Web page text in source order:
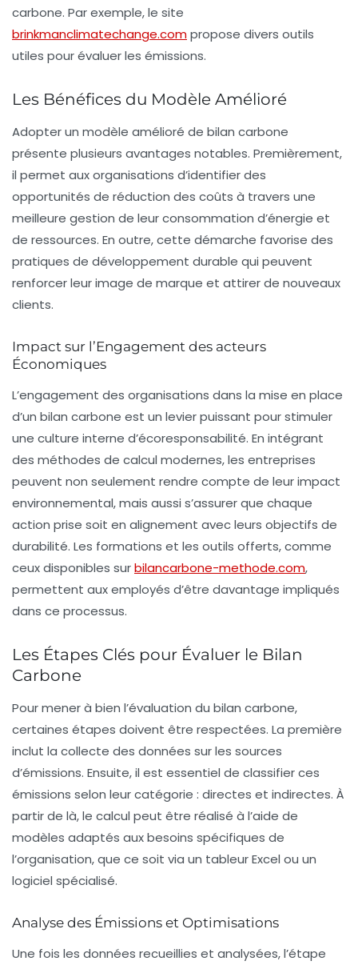
carbone. Par exemple, le site
brinkmanclimatechange.compropose divers outils
utiles pour évaluer les émissions.
Les Bénéfices du Modèle Amélioré
Adopter un modèle amélioré de bilan carbone
présente plusieurs avantages notables. Premièrement,
il permet aux organisations d’identifier des
opportunités de réduction des coûts à travers une
meilleure gestion de leur consommation d’énergie et
de ressources. En outre, cette démarche favorise des
pratiques de développement durable qui peuvent
renforcer leur image de marque et attirer de nouveaux
clients.
Impact sur l’Engagement des acteurs
Économiques
L’engagement des organisations dans la mise en place
d’un bilan carbone est un levier puissant pour stimuler
une culture interne d’écoresponsabilité. En intégrant
des méthodes de calcul modernes, les entreprises
peuvent non seulement rendre compte de leur impact
environnemental, mais aussi s’assurer que chaque
action prise soit en alignement avec leurs objectifs de
durabilité. Les formations et les outils offerts, comme
ceux disponibles surbilancarbone-methode.com,
permettent aux employés d’être davantage impliqués
dans ce processus.
Les Étapes Clés pour Évaluer le Bilan
Carbone
Pour mener à bien l’évaluation du bilan carbone,
certaines étapes doivent être respectées. La première
inclut la collecte des données sur les sources
d’émissions. Ensuite, il est essentiel de classifier ces
émissions selon leur catégorie : directes et indirectes. À
partir de là, le calcul peut être réalisé à l’aide de
modèles adaptés aux besoins spécifiques de
l’organisation, que ce soit via un tableur Excel ou un
logiciel spécialisé.
Analyse des Émissions et Optimisations
Une fois les données recueillies et analysées, l’étape